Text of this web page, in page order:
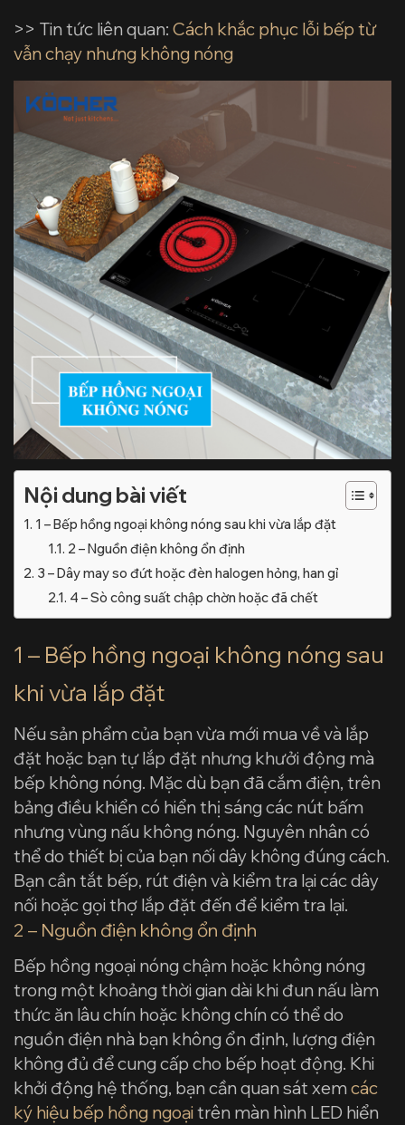
>> Tin tức liên quan: Cách khắc phục lỗi bếp từ
vẫn chạy nhưng không nóng
Nội dung bài viết
1 – Bếp hồng ngoại không nóng sau khi vừa lắp đặt
2 – Nguồn điện không ổn định
3 – Dây may so đứt hoặc đèn halogen hỏng, han gỉ
4 – Sò công suất chập chờn hoặc đã chết
1 – Bếp hồng ngoại không nóng sau
khi vừa lắp đặt
Nếu sản phẩm của bạn vừa mới mua về và lắp
đặt hoặc bạn tự lắp đặt nhưng khưởi động mà
bếp không nóng. Mặc dù bạn đã cắm điện, trên
bảng điều khiển có hiển thị sáng các nút bấm
nhưng vùng nấu không nóng. Nguyên nhân có
thể do thiết bị của bạn nối dây không đúng cách.
Bạn cần tắt bếp, rút điện và kiểm tra lại các dây
nối hoặc gọi thợ lắp đặt đến để kiểm tra lại.
2 – Nguồn điện không ổn định
Bếp hồng ngoại nóng chậm hoặc không nóng
trong một khoảng thời gian dài khi đun nấu làm
thức ăn lâu chín hoặc không chín có thể do
nguồn điện nhà bạn không ổn định, lượng điện
không đủ để cung cấp cho bếp hoạt động. Khi
khởi động hệ thống, bạn cần quan sát xem các
ký hiệu bếp hồng ngoạitrên màn hình LED hiển